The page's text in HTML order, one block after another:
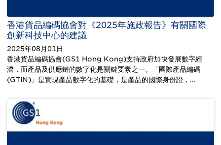
香港貨品編碼協會對《2025年施政報告》有關國際
創新科技中心的建議
2025年08月01日
香港貨品編碼協會(GS1 Hong Kong)支持政府加快發展數字經
濟，而產品及供應鏈的數字化是關鍵要素之一。「國際產品編碼
(GTIN)」是實現產品數字化的基礎，是產品的國際身份證，…